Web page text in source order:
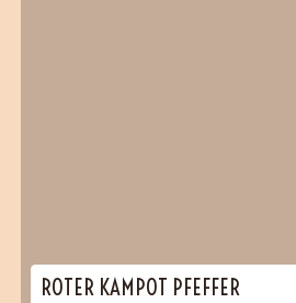
(1 Bewertungen)
ROTER KAMPOT PFEFFER